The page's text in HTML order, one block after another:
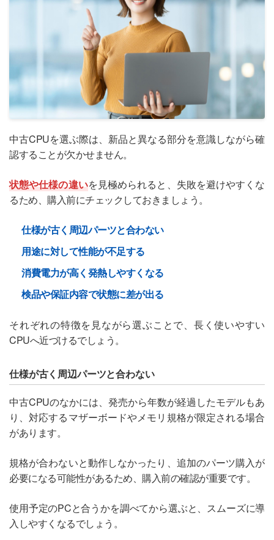
中古CPUを選ぶ際は、新品と異なる部分を意識しながら確
認することが欠かせません。
状態や仕様の違いを見極められると、失敗を避けやすくな
るため、購入前にチェックしておきましょう。
仕様が古く周辺パーツと合わない
用途に対して性能が不足する
消費電力が高く発熱しやすくなる
検品や保証内容で状態に差が出る
それぞれの特徴を見ながら選ぶことで、長く使いやすい
CPUへ近づけるでしょう。
仕様が古く周辺パーツと合わない
中古CPUのなかには、発売から年数が経過したモデルもあ
り、対応するマザーボードやメモリ規格が限定される場合
があります。
規格が合わないと動作しなかったり、追加のパーツ購入が
必要になる可能性があるため、購入前の確認が重要です。
使用予定のPCと合うかを調べてから選ぶと、スムーズに導
入しやすくなるでしょう。